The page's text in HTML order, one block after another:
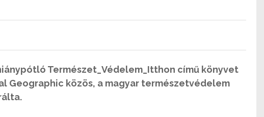
Természet_Védelem_Itthon című könyvet
Geographic közös, a magyar természetvédelem